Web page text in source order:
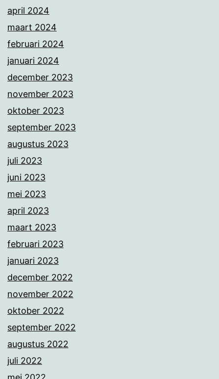
april 2024
maart 2024
februari 2024
januari 2024
december 2023
november 2023
oktober 2023
september 2023
augustus 2023
juli 2023
juni 2023
mei 2023
april 2023
maart 2023
februari 2023
januari 2023
december 2022
november 2022
oktober 2022
september 2022
augustus 2022
juli 2022